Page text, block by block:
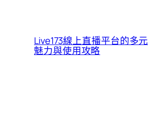
Live173線上直播平台的多元
魅力與使用攻略